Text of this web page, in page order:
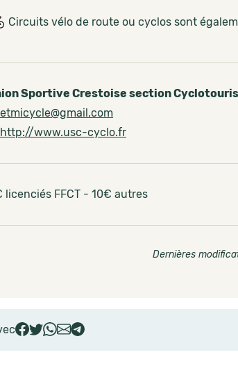
Circuits vélo de route ou cyclos sont
Sportive Crestoise section
etmicycle@gmail.com
http://www.usc-cyclo.fr
licenciés FFCT - 10€ autres
Dernières